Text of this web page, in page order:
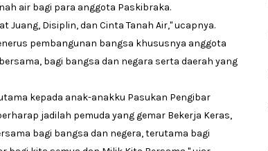
air bagi para anggota Paskibraka.
Juang, Disiplin, dan Cinta Tanah Air," ucapnya.
pembangunan bangsa khususnya anggota
bagi bangsa dan negara serta daerah yang
kepada anak-anakku Pasukan Pengibar
jadilah pemuda yang gemar Bekerja Keras,
bagi bangsa dan negera, terutama bagi